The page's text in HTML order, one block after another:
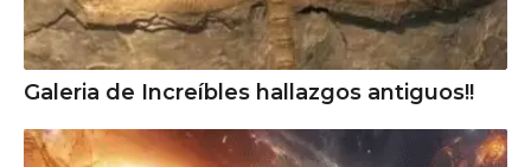
Galeria de Increíbles hallazgos antiguos!!